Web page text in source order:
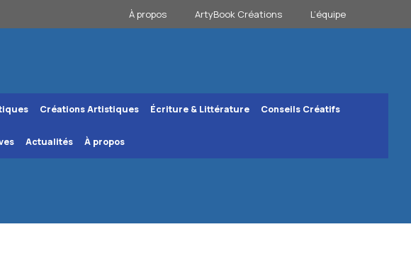
À propos ArtyBook Créations L’équipe
Créations Artistiques Écriture & Littérature Conseils Créatifs
Actualités À propos